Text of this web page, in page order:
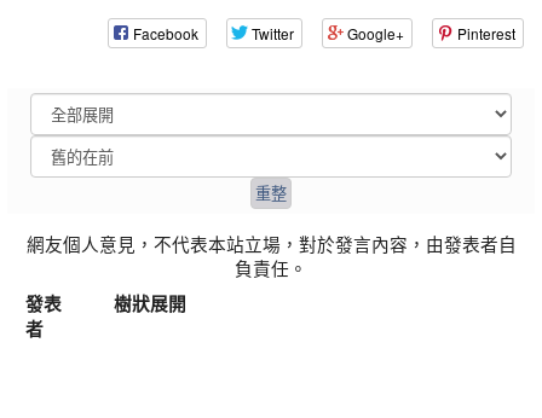
Facebook Twitter Google+ Pinterest
網友個人意見，不代表本站立場，對於發言內容，由發表者自
負責任。
發表
者
樹狀展開